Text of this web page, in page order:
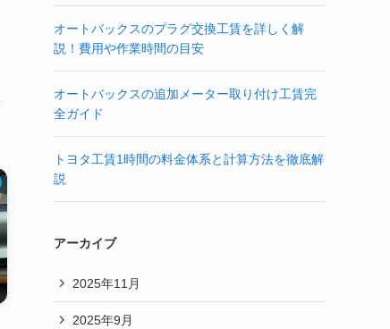
オートバックスのプラグ交換工賃を詳しく解
説！費用や作業時間の目安
オートバックスの追加メーター取り付け工賃完
全ガイド
トヨタ工賃1時間の料金体系と計算方法を徹底解
説
アーカイブ
2025年11月
2025年9月